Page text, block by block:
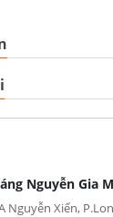
Nguyễn Gia
Nguyễn Xiển,